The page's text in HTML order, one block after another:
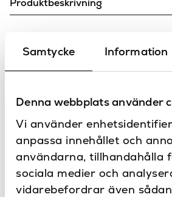
Samtycke Information
Denna webbplats använder
Vi använder
anpassa innehållet och
användarna, tillhandahålla
sociala medier och
vidarebefordrar även
Produktbeskrivning
alla nya tuffa tillbehör från Novellini
på den nya serien Frame.
Produkttyp
Serie
Varumärke
Kontakta oss
Har du frågor eller vill du göra
specialbeställning?